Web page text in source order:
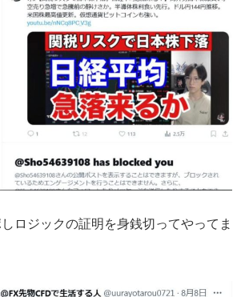
ロジックの証明を身銭切ってやってま